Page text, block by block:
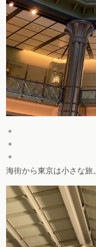
＊
＊
＊
海街から東京は小さな旅。